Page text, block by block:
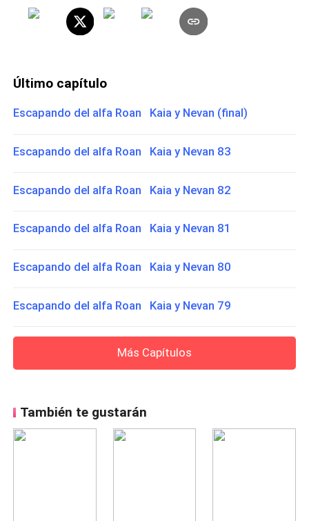
Último capítulo
Escapando del alfa Roan Kaia y Nevan (final)
Escapando del alfa Roan Kaia y Nevan 83
Escapando del alfa Roan Kaia y Nevan 82
Escapando del alfa Roan Kaia y Nevan 81
Escapando del alfa Roan Kaia y Nevan 80
Escapando del alfa Roan Kaia y Nevan 79
Más Capítulos
También te gustarán